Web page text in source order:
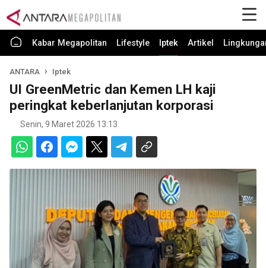
Kabar Megapolitan Lifestyle Iptek Artikel
ANTARA Iptek
UI GreenMetric dan Kemen LH kaji
peringkat keberlanjutan korporasi
Senin, 9 Maret 2026 13:13